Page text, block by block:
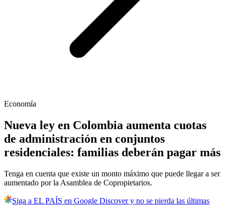
Economía
Nueva ley en Colombia aumenta cuotas
de administración en conjuntos
residenciales: familias deberán pagar más
Tenga en cuenta que existe un monto máximo que puede llegar a ser
aumentado por la Asamblea de Copropietarios.
Siga a EL PAÍS en Google Discover y no se pierda las últimas